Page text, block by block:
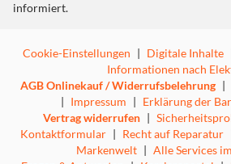
informiert.
Cookie-Einstellungen | Digitale Inhalte
Informationen nach
AGB Onlinekauf / Widerrufsbelehrung |
| Impressum | Erklärung der
Vertrag widerrufen |
Kontaktformular | Recht auf Reparatur
Markenwelt | Alle Services